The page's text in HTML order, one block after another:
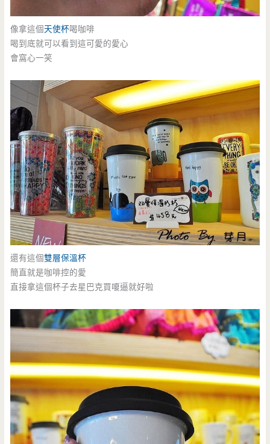
像拿這個天使杯喝咖啡
喝到底就可以看到這可愛的愛心
會窩心一笑
還有這個雙層保溫杯
簡直就是咖啡控的愛
直接拿這個杯子去星巴克買嗄逼就好啦